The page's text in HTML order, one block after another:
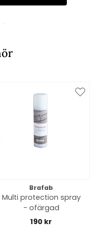
Brafab
Multi protection spray
- ofärgad
190 kr